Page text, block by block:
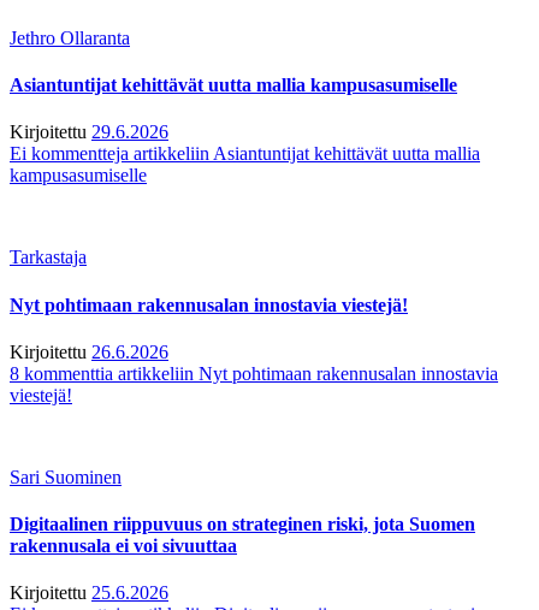
Jethro Ollaranta
Asiantuntijat kehittävät uutta mallia kampusasumiselle
Kirjoitettu 29.6.2026
Ei kommentteja artikkeliin Asiantuntijat kehittävät uutta mallia
kampusasumiselle
Tarkastaja
Nyt pohtimaan rakennusalan innostavia viestejä!
Kirjoitettu 26.6.2026
8 kommenttia artikkeliin Nyt pohtimaan rakennusalan innostavia
viestejä!
Sari Suominen
Digitaalinen riippuvuus on strateginen riski, jota Suomen
rakennusala ei voi sivuuttaa
Kirjoitettu 25.6.2026